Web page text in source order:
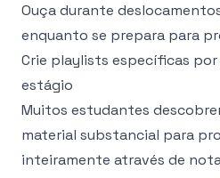
Ouça durante
enquanto se prepara para
Crie playlists específicas
estágio
Muitos estudantes
material substancial para
inteiramente através de